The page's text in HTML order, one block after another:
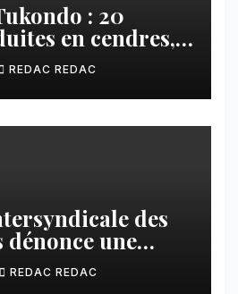
: 20
en cendres,
sans abri
REDAC REDAC
des
dénonce une
financière
de la
REDAC REDAC